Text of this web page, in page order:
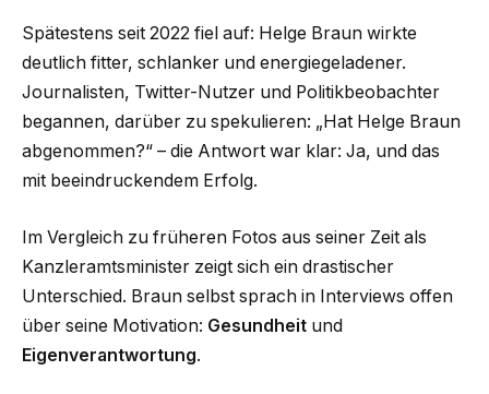
Spätestens seit 2022 fiel auf: Helge Braun wirkte
deutlich fitter, schlanker und energiegeladener.
Journalisten, Twitter-Nutzer und Politikbeobachter
begannen, darüber zu spekulieren: „Hat Helge Braun
abgenommen?“ – die Antwort war klar: Ja, und das
mit beeindruckendem Erfolg.
Im Vergleich zu früheren Fotos aus seiner Zeit als
Kanzleramtsminister zeigt sich ein drastischer
Unterschied. Braun selbst sprach in Interviews offen
über seine Motivation: Gesundheit und
Eigenverantwortung.